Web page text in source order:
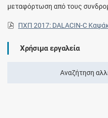
μεταφόρτωση από τους
ΠΧΠ 2017: DALACIN-C
Χρήσιμα εργαλεία
Αναζήτηση